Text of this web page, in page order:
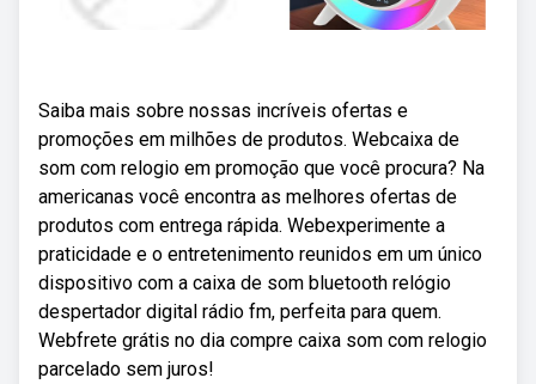
Saiba mais sobre nossas incríveis ofertas e
promoções em milhões de produtos. Webcaixa de
som com relogio em promoção que você procura? Na
americanas você encontra as melhores ofertas de
produtos com entrega rápida. Webexperimente a
praticidade e o entretenimento reunidos em um único
dispositivo com a caixa de som bluetooth relógio
despertador digital rádio fm, perfeita para quem.
Webfrete grátis no dia compre caixa som com relogio
parcelado sem juros!